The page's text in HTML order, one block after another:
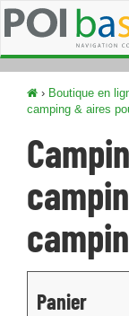
› Boutique en
camping & aires
Panier